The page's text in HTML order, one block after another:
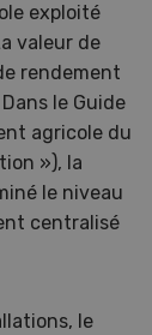
exploité
valeur de
rendement
le Guide
agricole du
»), la
le niveau
centralisé
le